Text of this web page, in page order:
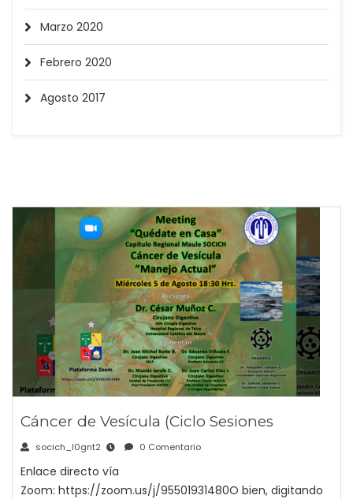
Marzo 2020
Febrero 2020
Agosto 2017
Cáncer de Vesícula (Ciclo Sesiones
socich_l0gnt2 0 Comentario
Enlace directo vía
Zoom: https://zoom.us/j/95501931480O bien, digitando